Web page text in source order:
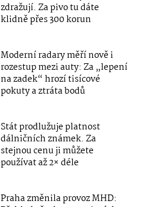
zdražují. Za pivo tu dáte
klidně přes 300 korun
Moderní radary měří nově i
rozestup mezi auty: Za „lepení
na zadek“ hrozí tisícové
pokuty a ztráta bodů
Stát prodlužuje platnost
dálničních známek. Za
stejnou cenu ji můžete
používat až 2× déle
Praha změnila provoz MHD: